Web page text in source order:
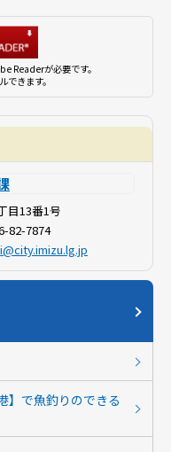
Readerが必要です。
できます。
目13番1号
82-7874
】で魚釣りのできる